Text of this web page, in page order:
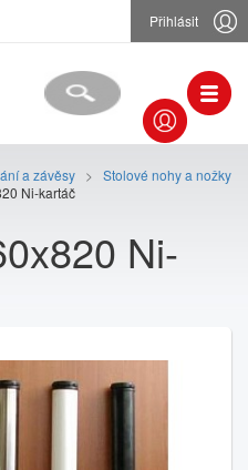
Přihlásit
a závěsy >
Stolové nohy a nožky
Ni-kartáč
Ni-